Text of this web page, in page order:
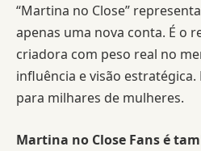
“Martina no Close”
apenas uma nova conta. É o
criadora com peso real no
influência e visão
para milhares de mulheres.
Martina no Close Fans é